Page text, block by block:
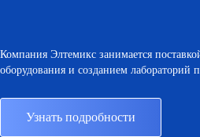
Компания Элтемикс занимается
оборудования и созданием лабораторий
Узнать подробности